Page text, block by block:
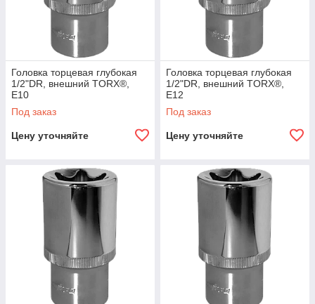
Головка торцевая глубокая
1/2"DR, внешний TORX®,
E10
Под заказ
Цену уточняйте
Головка торцевая глубокая
1/2"DR, внешний TORX®,
E12
Под заказ
Цену уточняйте